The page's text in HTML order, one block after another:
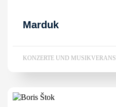
Marduk
KONZERTE UND